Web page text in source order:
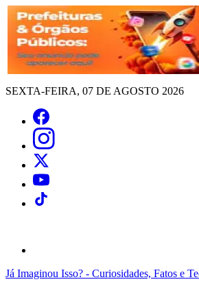
SEXTA-FEIRA, 07 DE AGOSTO 2026
Já Imaginou Isso? - Curiosidades, Fatos e